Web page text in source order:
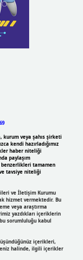
veya şahıs şirketi
kendi hazırladığımız
haber niteliği
paylaşım
benzerlikleri tamamen
tavsiye niteliği
ve İletişim Kurumu
hizmet vermektedir. Bu
veya araştırma
yazdıkları içeriklerin
sorumluluğu kabul
içerikleri,
halinde, ilgili içerikler